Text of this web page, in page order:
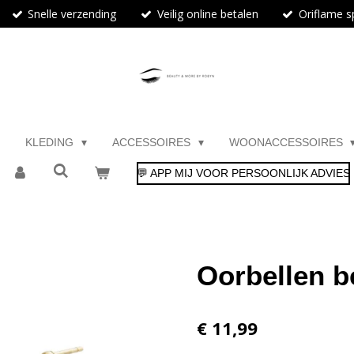
Snelle verzending Veilig online betalen Oriflame
KLEDING ACCESSOIRES WOONACCESSOIRES
💬 APP MIJ VOOR PERSOONLIJK ADVIES
Oorbellen
€ 11,99